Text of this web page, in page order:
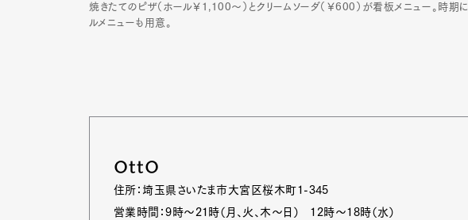
焼きたてのピザ（ホール￥1,100～）とクリームソーダ（￥600）が看板メニュー。時期
ルメニューも用意。
OttO
住所：埼玉県さいたま市大宮区桜木町1-345
営業時間：9時～21時（月、火、木～日） 12時～18時（水）